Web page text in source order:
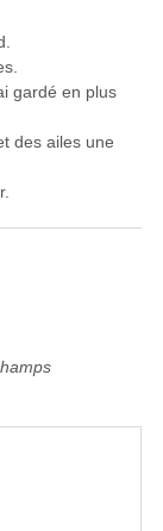
gardé en plus
des ailes une